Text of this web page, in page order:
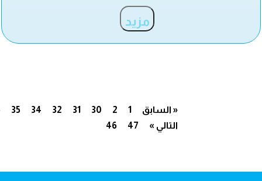
مزيد
« السابق 1
2
30
31
32
34
35
46
47 التالي »